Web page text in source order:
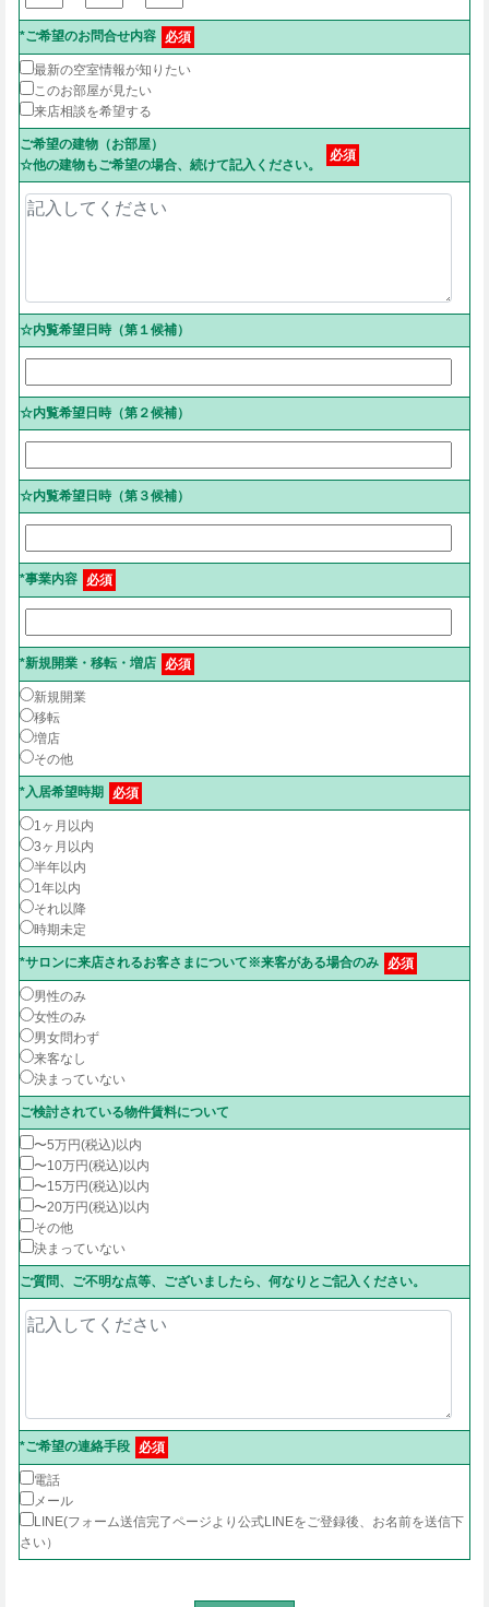
*ご希望のお問合せ内容 必須
最新の空室情報が知りたい
このお部屋が見たい
来店相談を希望する
ご希望の建物（お部屋）
☆他の建物もご希望の場合、続けて記入ください。
必須
☆内覧希望日時（第１候補）
☆内覧希望日時（第２候補）
☆内覧希望日時（第３候補）
*事業内容 必須
*新規開業・移転・増店 必須
新規開業
移転
増店
その他
*入居希望時期 必須
1ヶ月以内
3ヶ月以内
半年以内
1年以内
それ以降
時期未定
*サロンに来店されるお客さまについて※来客がある場合のみ 必須
男性のみ
女性のみ
男女問わず
来客なし
決まっていない
ご検討されている物件賃料について
〜5万円(税込)以内
〜10万円(税込)以内
〜15万円(税込)以内
〜20万円(税込)以内
その他
決まっていない
ご質問、ご不明な点等、ございましたら、何なりとご記入ください。
*ご希望の連絡手段 必須
電話
メール
LINE(フォーム送信完了ページより公式LINEをご登録後、お名前を送信下
さい）